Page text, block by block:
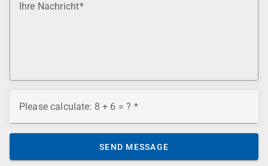
Ihre Nachricht
Please calculate: 8 + 6 = ?
SEND MESSAGE